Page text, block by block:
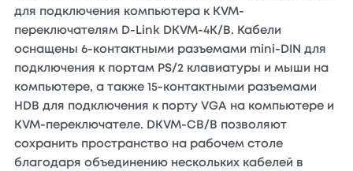
для подключения компьютера к KVM-
переключателям D-Link DKVM-4K/B. Кабели
оснащены 6-контактными разъемами mini-DIN для
подключения к портам PS/2 клавиатуры и мыши на
компьютере, а также 15-контактными разъемами
HDB для подключения к порту VGA на компьютере и
KVM-переключателе. DKVM-CB/B позволяют
сохранить пространство на рабочем столе
благодаря объединению нескольких кабелей в